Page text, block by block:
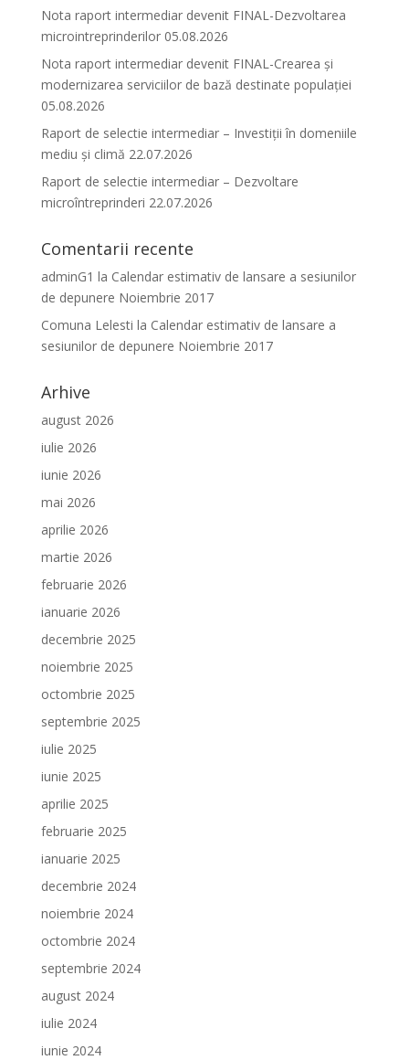
Nota raport intermediar devenit FINAL-Dezvoltarea
microintreprinderilor 05.08.2026
Nota raport intermediar devenit FINAL-Crearea și
modernizarea serviciilor de bază destinate populației
05.08.2026
Raport de selectie intermediar – Investiții în domeniile
mediu și climă 22.07.2026
Raport de selectie intermediar – Dezvoltare
microîntreprinderi 22.07.2026
Comentarii recente
adminG1 la Calendar estimativ de lansare a sesiunilor
de depunere Noiembrie 2017
Comuna Lelesti la Calendar estimativ de lansare a
sesiunilor de depunere Noiembrie 2017
Arhive
august 2026
iulie 2026
iunie 2026
mai 2026
aprilie 2026
martie 2026
februarie 2026
ianuarie 2026
decembrie 2025
noiembrie 2025
octombrie 2025
septembrie 2025
iulie 2025
iunie 2025
aprilie 2025
februarie 2025
ianuarie 2025
decembrie 2024
noiembrie 2024
octombrie 2024
septembrie 2024
august 2024
iulie 2024
iunie 2024